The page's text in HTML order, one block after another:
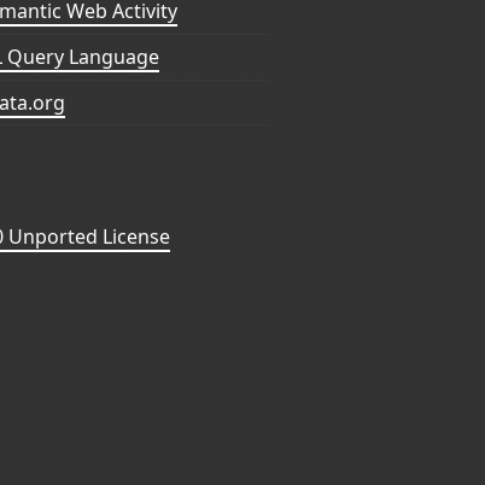
Web Activity
Query Language
Unported License